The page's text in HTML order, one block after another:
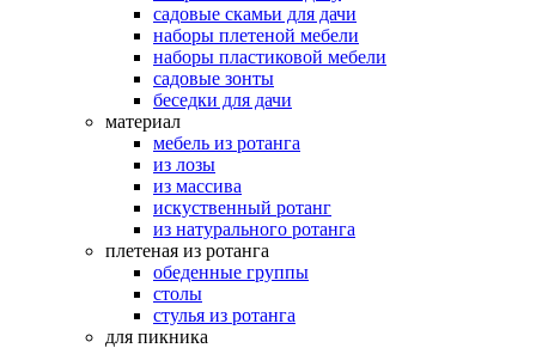
садовые скамьи для дачи
наборы плетеной мебели
наборы пластиковой мебели
садовые зонты
беседки для дачи
материал
мебель из ротанга
из лозы
из массива
искуственный ротанг
из натурального ротанга
плетеная из ротанга
обеденные группы
столы
стулья из ротанга
для пикника